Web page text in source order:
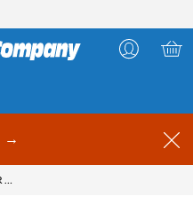
→
SANDISK ULTRA SLIDER USB-MINNE MED USB-C 64 GB